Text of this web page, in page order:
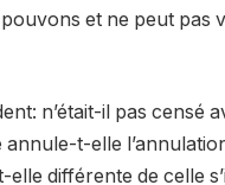
et ne peut pas
n’était-il pas censé
t-elle
elle différente de celle